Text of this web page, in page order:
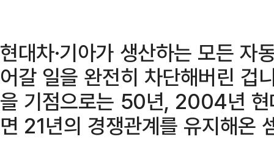
현대차·기아가 생산하는 모든 자
어갈 일을 완전히 차단해버린 겁
을 기점으로는 50년, 2004년 현
면 21년의 경쟁관계를 유지해온